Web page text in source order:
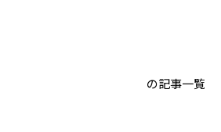
mRNAワク
の記事一覧